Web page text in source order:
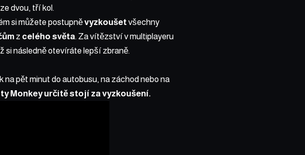
dvou, tří kol.
si můžete postupněvyzkoušetvšechny
z celého světa. Za vítězství v multiplayeru
si následně otevíráte lepší zbraně.
na pět minut do autobusu, na záchod nebo na
Monkey určitě stojí za vyzkoušení.